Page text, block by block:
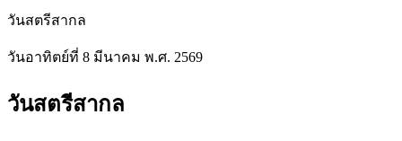
วันสตรีสากล
วันอาทิตย์ที่ 8 มีนาคม พ.ศ. 2569
วันสตรีสากล